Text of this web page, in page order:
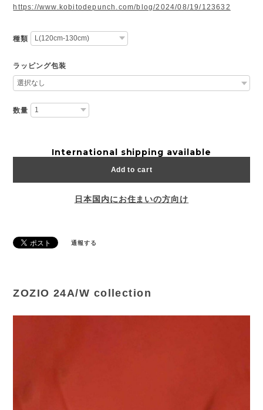
https://www.kobitodepunch.com/blog/2024/08/19/123632
種類
ラッピング包装
数量
International shipping available
Add to cart
日本国内にお住まいの方向け
通報する
ZOZIO 24A/W collection